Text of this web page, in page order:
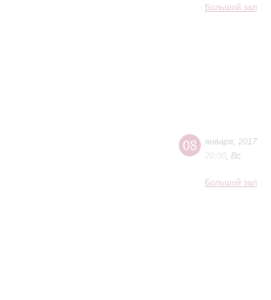
Большой зал
08 января 2017
20:00 Вс
Большой зал